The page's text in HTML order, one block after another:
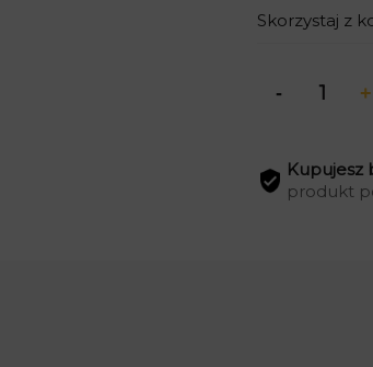
Skorzystaj z
Kupujesz
produkt